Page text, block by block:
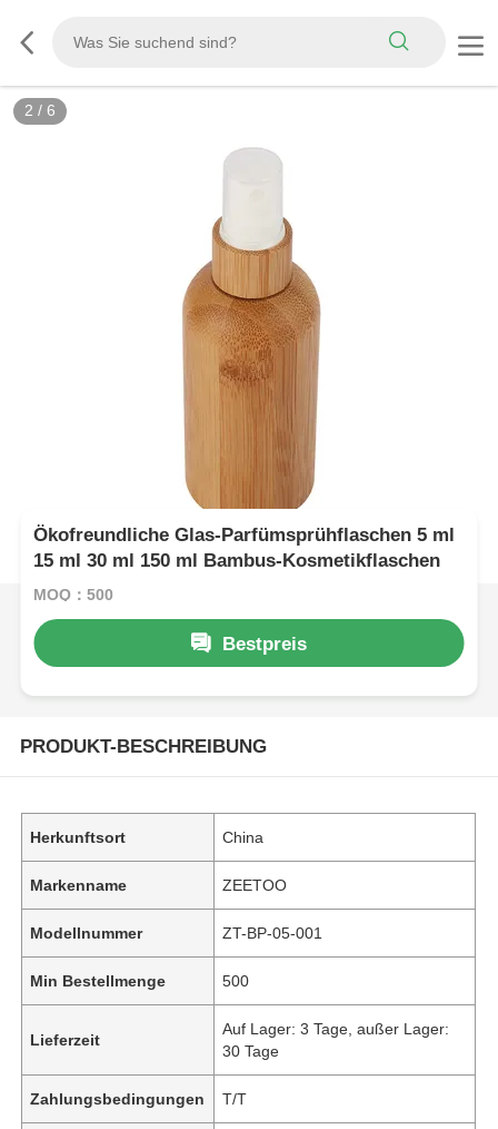
2 / 6
Ökofreundliche Glas-Parfümsprühflaschen 5 ml
15 ml 30 ml 150 ml Bambus-Kosmetikflaschen
MOQ：500
Bestpreis
PRODUKT-BESCHREIBUNG
Herkunftsort China
Markenname ZEETOO
Modellnummer ZT-BP-05-001
Min Bestellmenge 500
Lieferzeit
Auf Lager: 3 Tage, außer Lager:
30 Tage
Zahlungsbedingungen T/T